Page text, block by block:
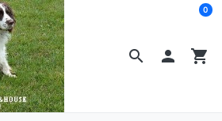
search  shopping_cart
0